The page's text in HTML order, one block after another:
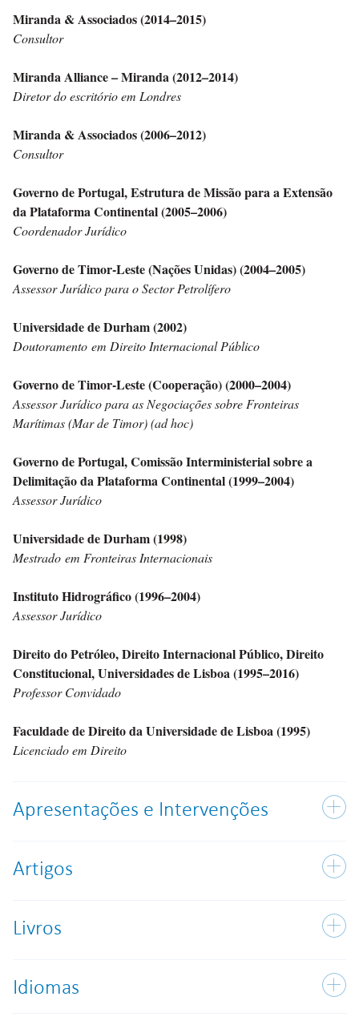
Miranda & Associados (2014–2015)
Consultor
Miranda Alliance – Miranda (2012–2014)
Diretor do escritório em Londres
Miranda & Associados (2006–2012)
Consultor
Governo de Portugal, Estrutura de Missão para a Extensão
da Plataforma Continental (2005–2006)
Coordenador Jurídico
Governo de Timor-Leste (Nações Unidas) (2004–2005)
Assessor Jurídico para o Sector Petrolífero
Universidade de Durham (2002)
Doutoramento em Direito Internacional Público
Governo de Timor-Leste (Cooperação) (2000–2004)
Assessor Jurídico para as Negociações sobre Fronteiras
Marítimas (Mar de Timor) (ad hoc)
Governo de Portugal, Comissão Interministerial sobre a
Delimitação da Plataforma Continental (1999–2004)
Assessor Jurídico
Universidade de Durham (1998)
Mestrado em Fronteiras Internacionais
Instituto Hidrográfico (1996–2004)
Assessor Jurídico
Direito do Petróleo, Direito Internacional Público, Direito
Constitucional, Universidades de Lisboa (1995–2016)
Professor Convidado
Faculdade de Direito da Universidade de Lisboa (1995)
Licenciado em Direito
Apresentações e Intervenções
Artigos
Livros
Idiomas